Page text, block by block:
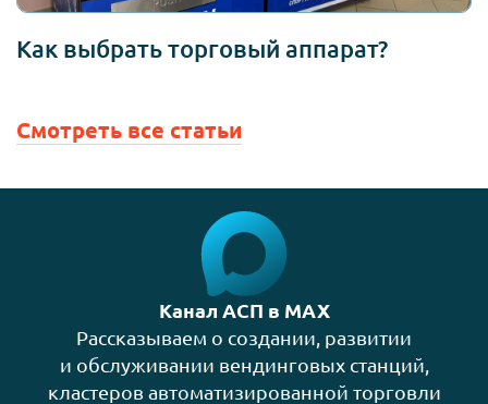
Как выбрать торговый аппарат?
Смотреть все статьи
Канал АСП в MAX
Рассказываем о создании, развитии
и обслуживании вендинговых станций,
кластеров автоматизированной торговли